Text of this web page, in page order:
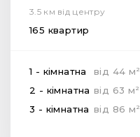
3.5 км від центру
165 квартир
1 - кімнатна від 44 м 2
2 - кімнатна від 63 м 2
3 - кімнатна від 86 м 2